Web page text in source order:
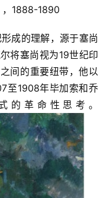
，1888-1890
成的理解，源于塞尚
将塞尚视为19世纪印
间的重要纽带，他以
至1908年毕加索和乔
的革命性思考。